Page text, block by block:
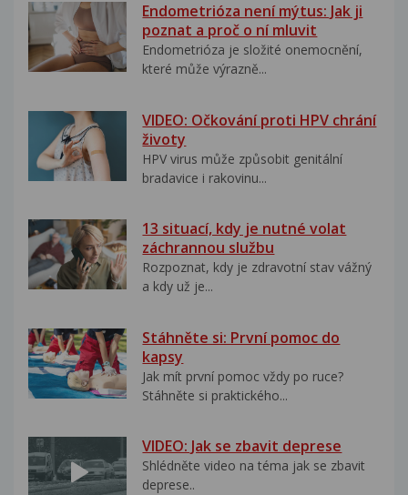
Endometrióza není mýtus: Jak ji
poznat a proč o ní mluvit
Endometrióza je složité onemocnění,
které může výrazně...
VIDEO: Očkování proti HPV chrání
životy
HPV virus může způsobit genitální
bradavice i rakovinu...
13 situací, kdy je nutné volat
záchrannou službu
Rozpoznat, kdy je zdravotní stav vážný
a kdy už je...
Stáhněte si: První pomoc do
kapsy
Jak mít první pomoc vždy po ruce?
Stáhněte si praktického...
VIDEO: Jak se zbavit deprese
Shlédněte video na téma jak se zbavit
deprese..